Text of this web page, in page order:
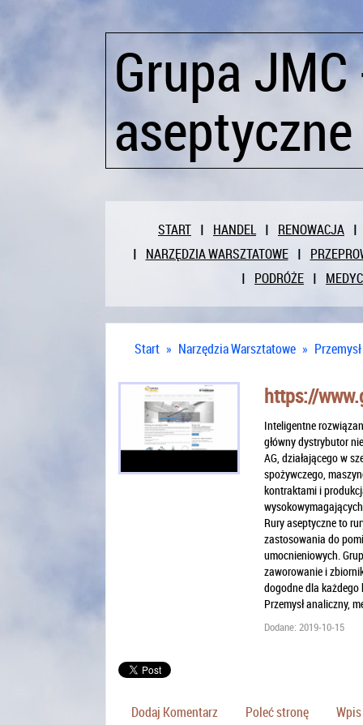
Grupa
START HANDEL
RENOWACJA
NARZĘDZIA WARSZTATOWE
PODRÓŻE
Start » Narzędzia Warsztatowe »
https://
Inteligentne
główny dystrybutor
AG, działającego w
spożywczego,
kontraktami i
Rury aseptyczne to
zastosowania do
umocnieniowych.
zaworowanie i
dogodne dla
Przemysł analiczny,
Dodane: 2019-10-15
Dodaj Komentarz Poleć stronę